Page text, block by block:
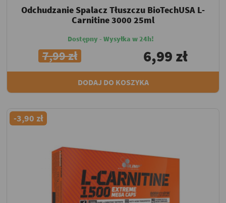
Odchudzanie Spalacz Tłuszczu BioTechUSA L-
Carnitine 3000 25ml
Dostępny - Wysyłka w 24h!
7,99 zł 6,99 zł
DODAJ DO KOSZYKA
-3,90 zł